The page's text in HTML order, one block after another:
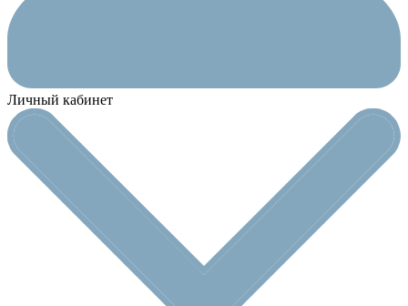
Личный кабинет